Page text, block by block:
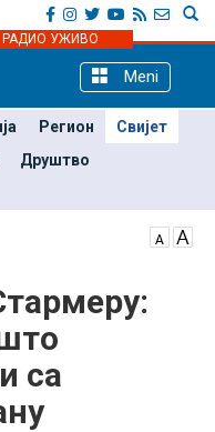
РАДИО УЖИВО
Meni
Регион
Свијет
Друштво
са